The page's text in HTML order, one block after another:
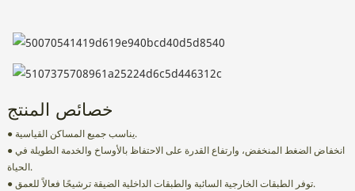
خصائص المنتج
● يناسب جميع المساكن القياسية.
● انخفاض الضغط المنخفض، وارتفاع القدرة على الاحتفاظ بالأوساخ والخدمة الطويلة في
الحياة.
● توفر الطبقات الخارجية السائبة والطبقات الداخلية الضيقة ترشيحًا فعالاً للعمق.